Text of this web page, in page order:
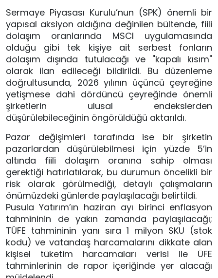
Sermaye Piyasası Kurulu’nun (SPK) önemli bir
yapısal aksiyon aldığına değinilen bültende, fiili
dolaşım oranlarında MSCI uygulamasında
olduğu gibi tek kişiye ait serbest fonların
dolaşım dışında tutulacağı ve "kapalı kısım"
olarak ilan edileceği bildirildi. Bu düzenleme
doğrultusunda, 2026 yılının üçüncü çeyreğine
yetişmese dahi dördüncü çeyreğinde önemli
şirketlerin ulusal endekslerden
düşürülebileceğinin öngörüldüğü aktarıldı.
Pazar değişimleri tarafında ise bir şirketin
pazarlardan düşürülebilmesi için yüzde 5’in
altında fiili dolaşım oranına sahip olması
gerektiği hatırlatılarak, bu durumun öncelikli bir
risk olarak görülmediği, detaylı çalışmaların
önümüzdeki günlerde paylaşılacağı belirtildi.
Pusula Yatırım’ın haziran ayı birinci enflasyon
tahmininin de yakın zamanda paylaşılacağı;
TÜFE tahmininin yanı sıra 1 milyon SKU (stok
kodu) ve vatandaş harcamalarını dikkate alan
kişisel tüketim harcamaları verisi ile ÜFE
tahminlerinin de rapor içeriğinde yer alacağı